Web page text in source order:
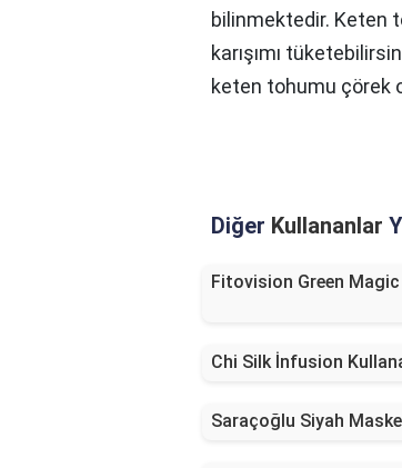
bilinmektedir. Keten
karışımı
keten tohumu çörek
Diğer Kullananlar
Fitovision Green
Chi Silk İnfusion
Saraçoğlu Siyah